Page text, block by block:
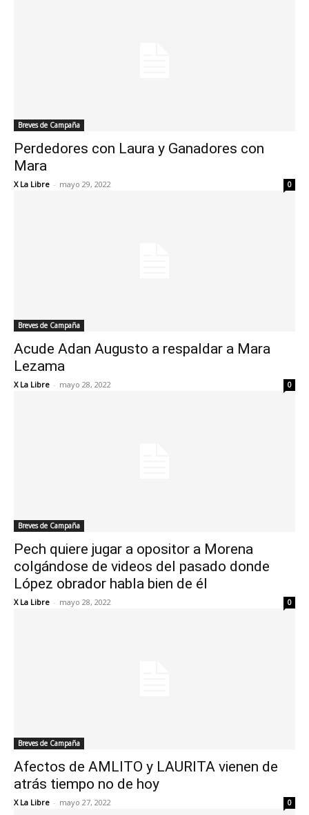
Breves de Campaña
Perdedores con Laura y Ganadores con
Mara
X La Libre - mayo 29, 2022 0
Breves de Campaña
Acude Adan Augusto a respaldar a Mara
Lezama
X La Libre - mayo 28, 2022 0
Breves de Campaña
Pech quiere jugar a opositor a Morena
colgándose de videos del pasado donde
López obrador habla bien de él
X La Libre - mayo 28, 2022 0
Breves de Campaña
Afectos de AMLITO y LAURITA vienen de
atrás tiempo no de hoy
X La Libre - mayo 27, 2022 0